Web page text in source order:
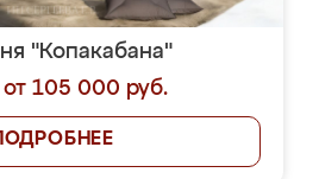
"Копакабана"
105 000 руб.